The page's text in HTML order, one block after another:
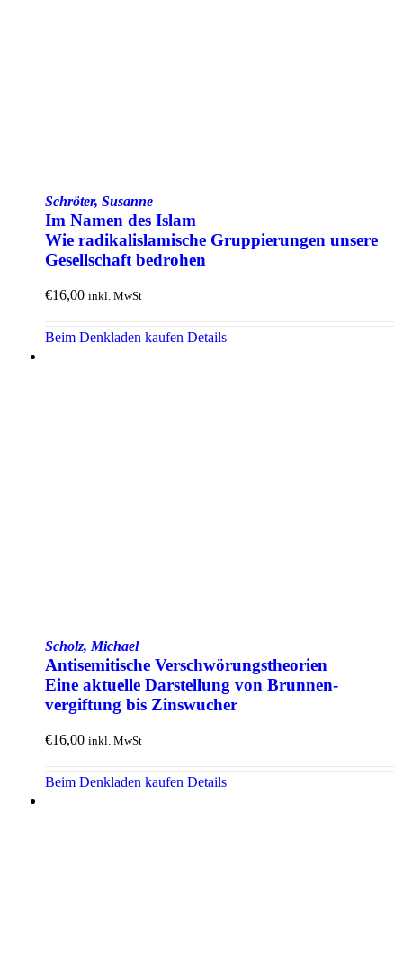
Schröter, Susanne
Im Namen des Islam
Wie radikal­islamische Gruppierungen unsere
Gesellschaft bedrohen
€16,00 inkl. MwSt
Beim Denkladen kaufen Details
Scholz, Michael
Anti­semitische Verschwörungs­theorien
Eine aktuelle Darstellung von Brunnen­
vergiftung bis Zins­wucher
€16,00 inkl. MwSt
Beim Denkladen kaufen Details